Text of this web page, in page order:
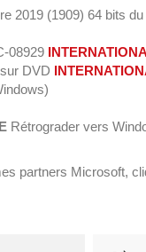
2019 (1909) 64 bits
08929
DVD
Rétrograder vers
partners Microsoft,